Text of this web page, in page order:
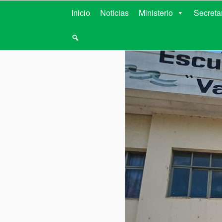
MINISTERIO
Inicio Noticias Ministerio